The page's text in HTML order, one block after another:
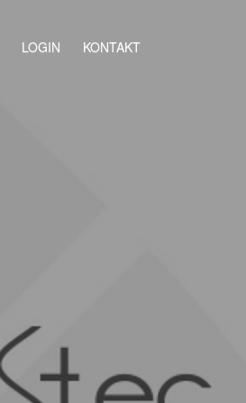
LOGIN KONTAKT